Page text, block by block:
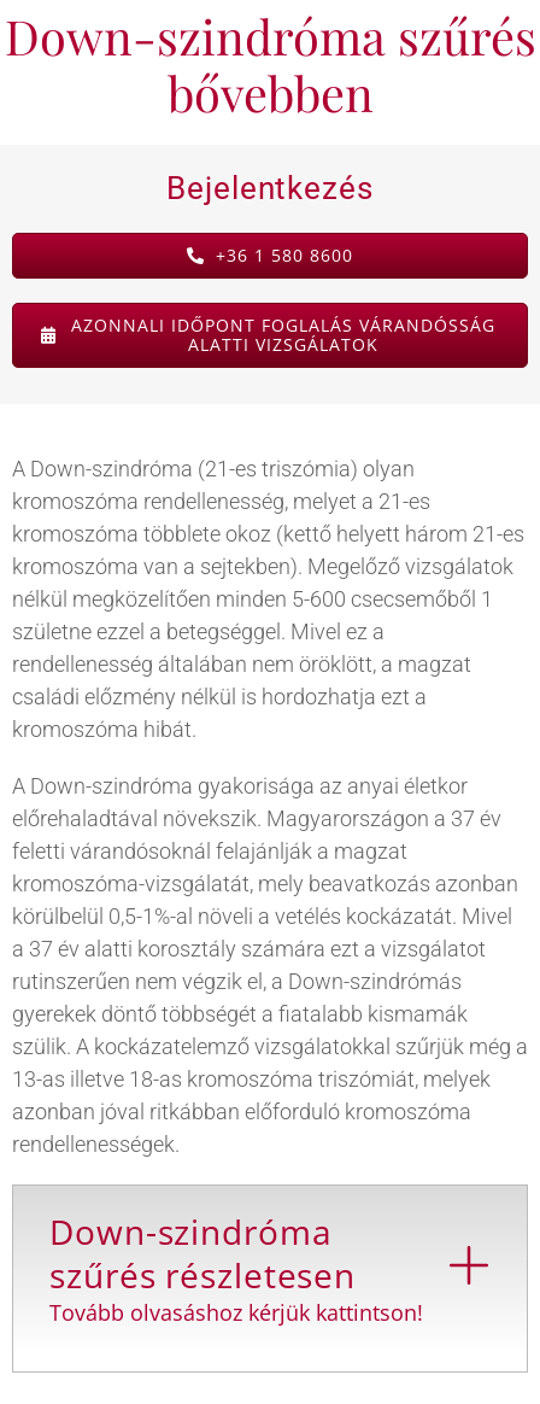
KAPCSOLAT
Down-szindróma szűrés
bővebben
Bejelentkezés
+36 1 580 8600
AZONNALI IDŐPONT FOGLALÁS VÁRANDÓSSÁG
ALATTI VIZSGÁLATOK
A Down-szindróma (21-es triszómia) olyan
kromoszóma rendellenesség, melyet a 21-es
kromoszóma többlete okoz (kettő helyett három 21-es
kromoszóma van a sejtekben). Megelőző vizsgálatok
nélkül megközelítően minden 5-600 csecsemőből 1
születne ezzel a betegséggel. Mivel ez a
rendellenesség általában nem öröklött, a magzat
családi előzmény nélkül is hordozhatja ezt a
kromoszóma hibát.
A Down-szindróma gyakorisága az anyai életkor
előrehaladtával növekszik. Magyarországon a 37 év
feletti várandósoknál felajánlják a magzat
kromoszóma-vizsgálatát, mely beavatkozás azonban
körülbelül 0,5-1%-al növeli a vetélés kockázatát. Mivel
a 37 év alatti korosztály számára ezt a vizsgálatot
rutinszerűen nem végzik el, a Down-szindrómás
gyerekek döntő többségét a fiatalabb kismamák
szülik. A kockázatelemző vizsgálatokkal szűrjük még a
13-as illetve 18-as kromoszóma triszómiát, melyek
azonban jóval ritkábban előforduló kromoszóma
rendellenességek.
Down-szindróma
szűrés részletesen
Tovább olvasáshoz kérjük kattintson!